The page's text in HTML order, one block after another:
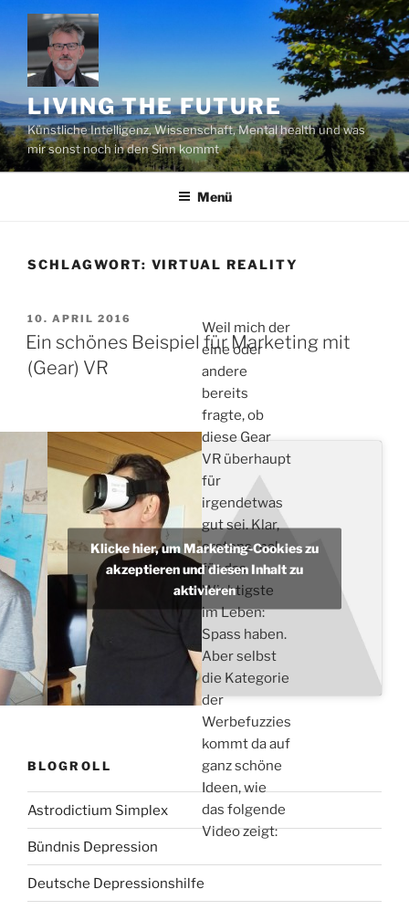
Zum
Inhalt
springen
LIVING THE FUTURE
Künstliche Intelligenz, Wissenschaft, Mental health und was
mir sonst noch in den Sinn kommt
Menü
SCHLAGWORT: VIRTUAL REALITY
VERÖFFENTLICHT
AM
10. APRIL 2016
Ein schönes Beispiel für Marketing mit
(Gear) VR
Weil mich der
eine oder
andere
bereits
fragte, ob
diese Gear
VR überhaupt
für
irgendetwas
gut sei. Klar,
erstens mal
für das
Wichtigste
im Leben:
Spass haben.
Aber selbst
die Kategorie
der
Werbefuzzies
kommt da auf
ganz schöne
Ideen, wie
das folgende
Video zeigt:
Klicke hier, um Marketing-Cookies zu
akzeptieren und diesen Inhalt zu
aktivieren
BLOGROLL
Astrodictium Simplex
Bündnis Depression
Deutsche Depressionshilfe